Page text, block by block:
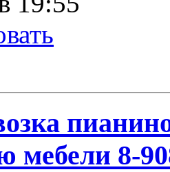
мебели 8-